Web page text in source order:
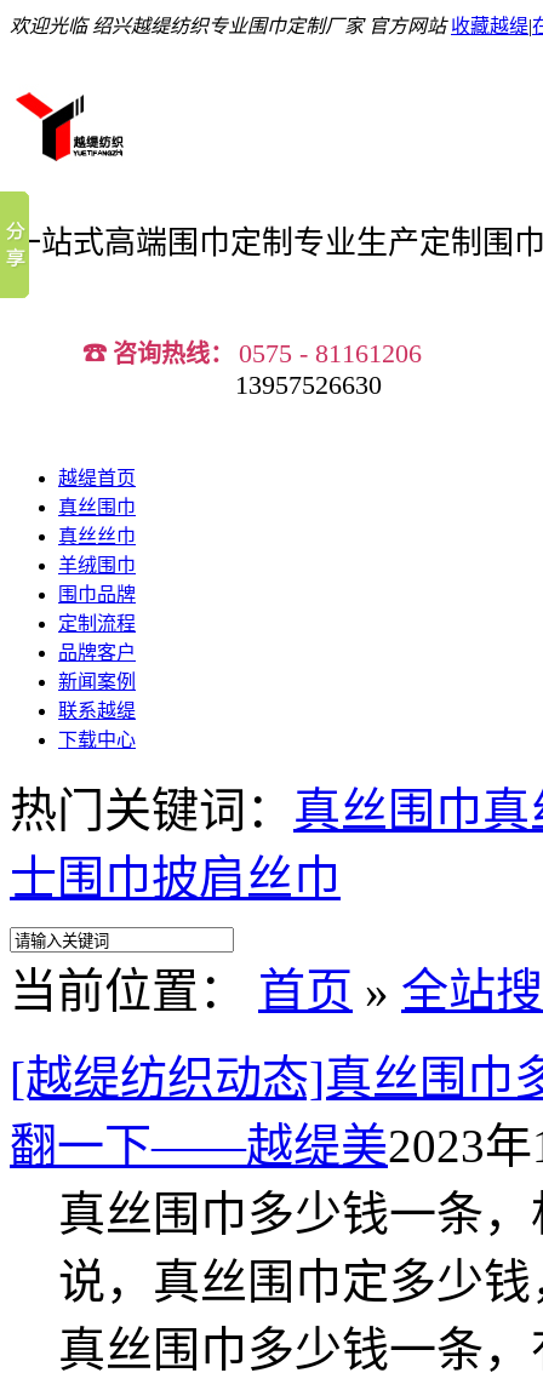
欢迎光临 绍兴越缇纺织专业围巾定制厂家 官方网站 收藏越缇|
一站式高端围巾定制 专业生产定制围
☎ 咨询热线：
0575 - 81161206
13957526630
越缇首页
真丝围巾
真丝丝巾
羊绒围巾
围巾品牌
定制流程
品牌客户
新闻案例
联系越缇
下载中心
热门关键词： 真丝围巾真
士围巾披肩丝巾
当前位置： 首页 » 全站
[越缇纺织动态]真丝围巾
翻一下——越缇美2023
真丝围巾多少钱一条
说，真丝围巾定多少
真丝围巾多少钱一条